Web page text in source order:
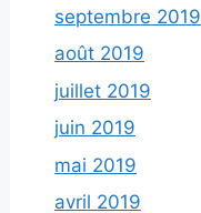
septembre 2019
août 2019
juillet 2019
juin 2019
mai 2019
avril 2019